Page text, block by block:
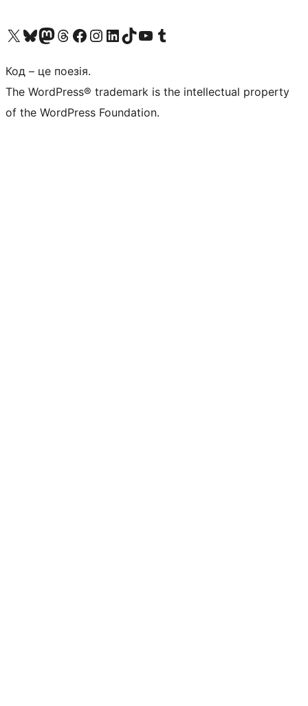
Visit our X (formerly Twitter) account
Visit our Bluesky account
Завітайте до нашої стрічки в Mastodon
Visit our Threads account
Завітайте на нашу сторінку в Facebook
Visit our Instagram account
Visit our LinkedIn account
Visit our TikTok account
Visit our YouTube channel
Visit our Tumblr account
Код – це поезія.
The WordPress® trademark is the intellectual property
of the WordPress Foundation.